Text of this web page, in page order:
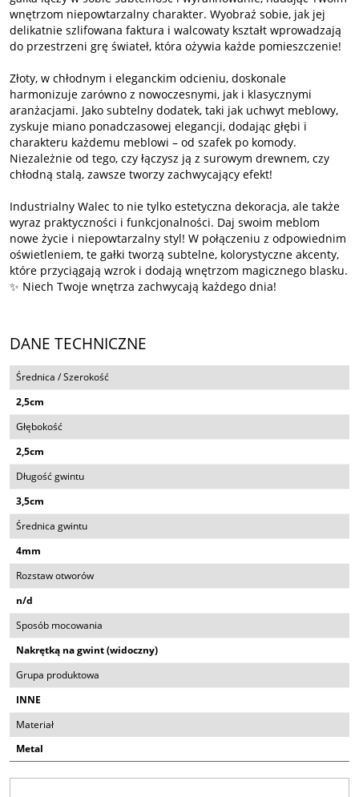
wnętrzom niepowtarzalny charakter. Wyobraź sobie, jak jej
delikatnie szlifowana faktura i walcowaty kształt wprowadzają
do przestrzeni grę świateł, która ożywia każde pomieszczenie!
Złoty, w chłodnym i eleganckim odcieniu, doskonale
harmonizuje zarówno z nowoczesnymi, jak i klasycznymi
aranżacjami. Jako subtelny dodatek, taki jak uchwyt meblowy,
zyskuje miano ponadczasowej elegancji, dodając głębi i
charakteru każdemu meblowi – od szafek po komody.
Niezależnie od tego, czy łączysz ją z surowym drewnem, czy
chłodną stalą, zawsze tworzy zachwycający efekt!
Industrialny Walec to nie tylko estetyczna dekoracja, ale także
wyraz praktyczności i funkcjonalności. Daj swoim meblom
nowe życie i niepowtarzalny styl! W połączeniu z odpowiednim
oświetleniem, te gałki tworzą subtelne, kolorystyczne akcenty,
które przyciągają wzrok i dodają wnętrzom magicznego blasku.
✨ Niech Twoje wnętrza zachwycają każdego dnia!
DANE TECHNICZNE
Średnica / Szerokość
2,5cm
Głębokość
2,5cm
Długość gwintu
3,5cm
Średnica gwintu
4mm
Rozstaw otworów
n/d
Sposób mocowania
Nakrętką na gwint (widoczny)
Grupa produktowa
INNE
Materiał
Metal